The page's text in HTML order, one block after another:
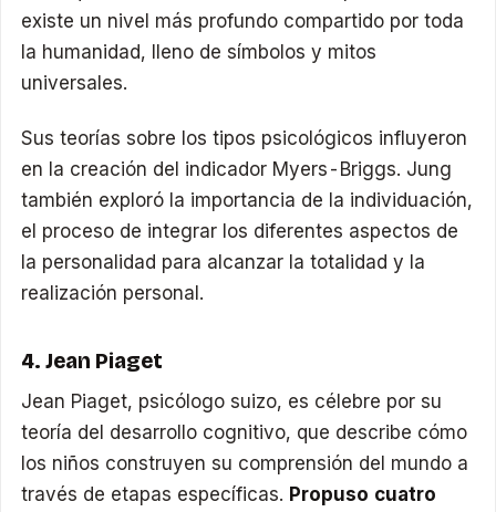
existe un nivel más profundo compartido por toda
la humanidad, lleno de símbolos y mitos
universales.
Sus teorías sobre los tipos psicológicos influyeron
en la creación del indicador Myers-Briggs. Jung
también exploró la importancia de la individuación,
el proceso de integrar los diferentes aspectos de
la personalidad para alcanzar la totalidad y la
realización personal.
4. Jean Piaget
Jean Piaget, psicólogo suizo, es célebre por su
teoría del desarrollo cognitivo, que describe cómo
los niños construyen su comprensión del mundo a
través de etapas específicas. Propuso cuatro